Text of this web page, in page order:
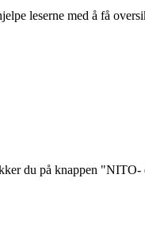
leserne med å få
du på knappen